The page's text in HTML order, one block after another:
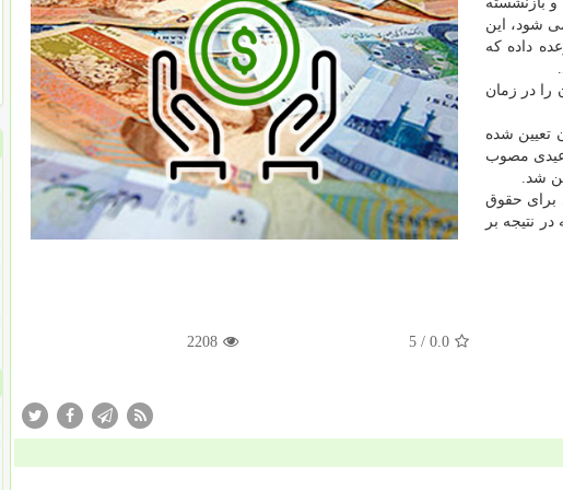
شود، این
داده که
را در زمان
و ۲۰۰ هزار تومان تعیین شده
نهایی عیدی مصوب
قانونی برای حقوق
نتیجه بر
0.0
/ 5
2208